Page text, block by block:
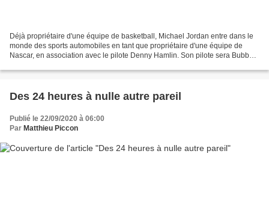
Déjà propriétaire d'une équipe de basketball, Michael Jordan entre dans le
monde des sports automobiles en tant que propriétaire d'une équipe de
Nascar, en association avec le pilote Denny Hamlin. Son pilote sera Bubba
Des 24 heures à nulle autre pareil
Publié le 22/09/2020 à 06:00
Par Matthieu Piccon